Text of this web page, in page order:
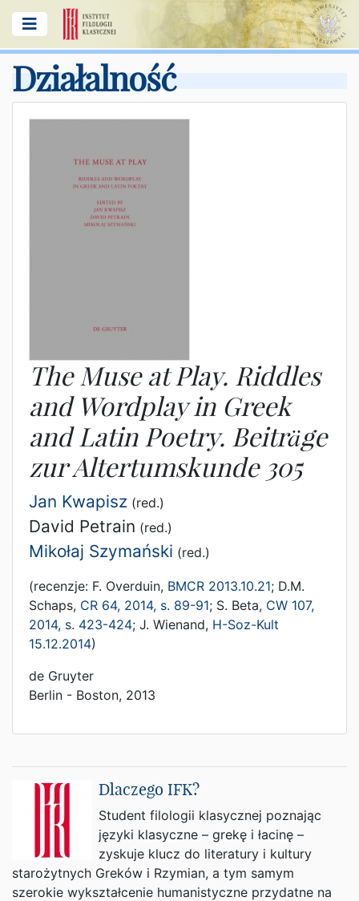
Działalność
The Muse at Play. Riddles
and Wordplay in Greek
and Latin Poetry. Beiträge
zur Altertumskunde 305
Jan Kwapisz (red.)
David Petrain (red.)
Mikołaj Szymański (red.)
(recenzje: F. Overduin, BMCR 2013.10.21; D.M.
Schaps, CR 64, 2014, s. 89-91; S. Beta, CW 107,
2014, s. 423-424; J. Wienand, H-Soz-Kult
15.12.2014)
de Gruyter
Berlin - Boston, 2013
Dlaczego IFK?
Student filologii klasycznej poznając
języki klasyczne – grekę i łacinę –
zyskuje klucz do literatury i kultury
starożytnych Greków i Rzymian, a tym samym
szerokie wykształcenie humanistyczne przydatne na